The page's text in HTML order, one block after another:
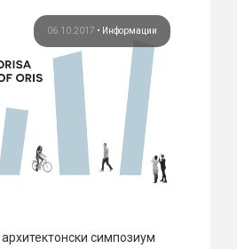
06.10.2017 • Информации
симпозиум